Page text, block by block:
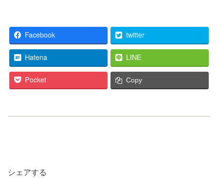
Facebook twitter
Hatena LINE
Pocket Copy
シェアする